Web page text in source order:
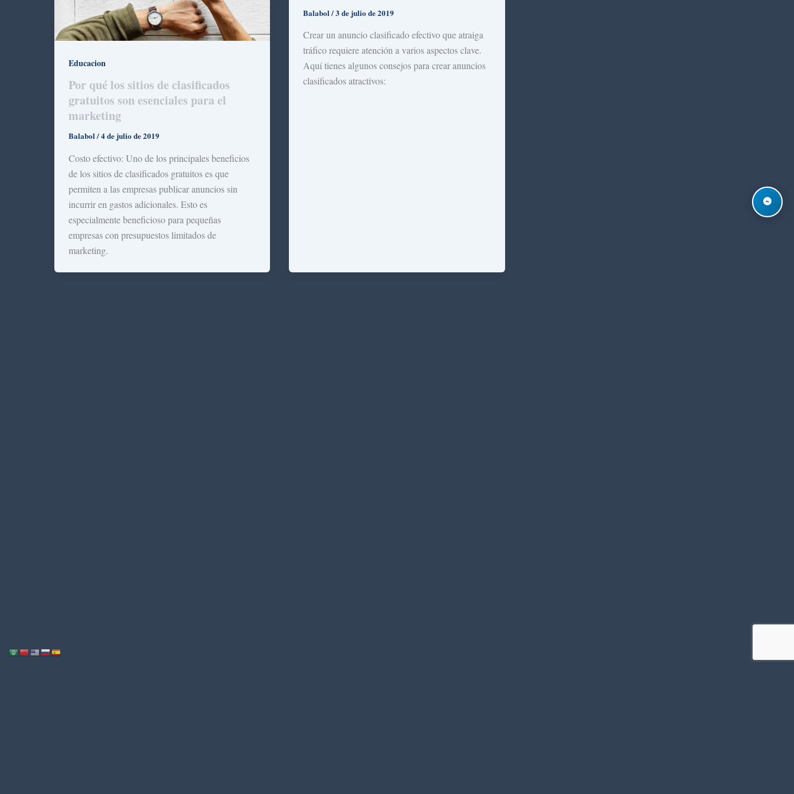
Educacion
Por qué los sitios de clasificados
gratuitos son esenciales para el
marketing
Balabol/4 de julio de 2019
Costo efectivo: Uno de los principales beneficios
de los sitios de clasificados gratuitos es que
permiten a las empresas publicar anuncios sin
incurrir en gastos adicionales. Esto es
especialmente beneficioso para pequeñas
empresas con presupuestos limitados de
marketing.
Balabol/3 de julio de 2019
Crear un anuncio clasificado efectivo que atraiga
tráfico requiere atención a varios aspectos clave.
Aquí tienes algunos consejos para crear anuncios
clasificados atractivos: